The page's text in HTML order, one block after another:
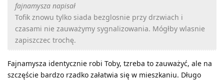
fajnamysza napisał
Tofik znowu tylko siada bezglosnie przy drzwiach i
czasami nie zauważymy sygnalizowania. Mógłby wlasnie
zapiszczec trochę.
Fajnamysza identycznie robi Toby, tzreba to zauważyć, ale na
szczęście bardzo rzadko załatwia się w mieszkaniu. Długo